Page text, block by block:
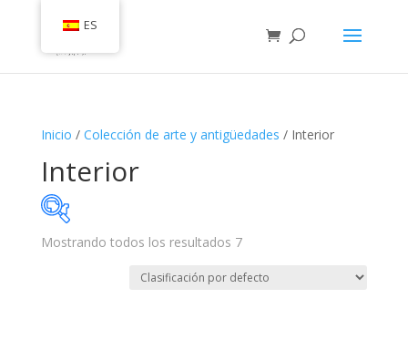
Inicio / Colección de arte y antigüedades / Interior
Interior
Mostrando todos los resultados 7
ES